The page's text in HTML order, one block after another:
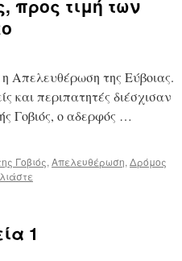
προς τιμή των
Απελευθέρωση της Εύβοιας.
και περιπατητές διέσχισαν
Γοβιός, ο αδερφός …
Γοβιός, Απελευθέρωση, Δρόμος
1